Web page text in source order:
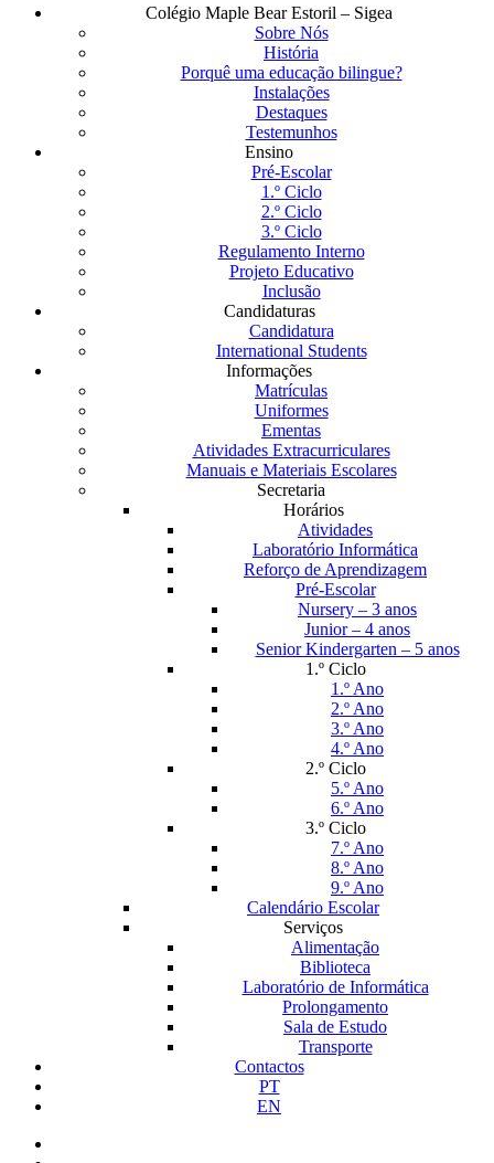
Fechar
Colégio Maple Bear Estoril – Sigea
Sobre Nós
História
Porquê uma educação bilingue?
Instalações
Destaques
Testemunhos
Ensino
Pré-Escolar
1.º Ciclo
2.º Ciclo
3.º Ciclo
Regulamento Interno
Projeto Educativo
Inclusão
Candidaturas
Candidatura
International Students
Informações
Matrículas
Uniformes
Ementas
Atividades Extracurriculares
Manuais e Materiais Escolares
Secretaria
Horários
Atividades
Laboratório Informática
Reforço de Aprendizagem
Pré-Escolar
Nursery – 3 anos
Junior – 4 anos
Senior Kindergarten – 5 anos
1.º Ciclo
1.º Ano
2.º Ano
3.º Ano
4.º Ano
2.º Ciclo
5.º Ano
6.º Ano
3.º Ciclo
7.º Ano
8.º Ano
9.º Ano
Calendário Escolar
Serviços
Alimentação
Biblioteca
Laboratório de Informática
Prolongamento
Sala de Estudo
Transporte
Contactos
PT
EN